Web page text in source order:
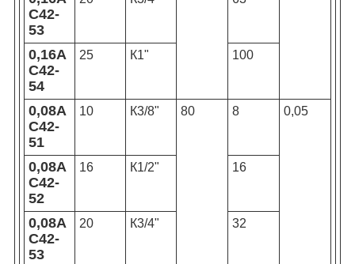
С42-
53
0,16А
С42-
54
25 К1" 100
0,08А
С42-
51
10 К3/8" 80 8 0,05
0,08А
С42-
52
16 К1/2" 16
0,08А
С42-
53
20 К3/4" 32